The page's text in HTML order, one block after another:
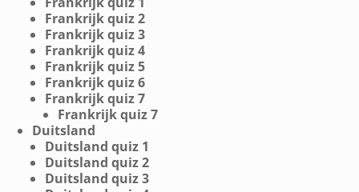
Frankrijk quiz 2
Frankrijk quiz 3
Frankrijk quiz 4
Frankrijk quiz 5
Frankrijk quiz 6
Frankrijk quiz 7
Frankrijk quiz 7
Duitsland
Duitsland quiz 1
Duitsland quiz 2
Duitsland quiz 3